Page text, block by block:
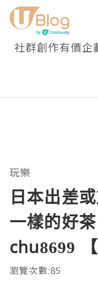
社群創作有價企
玩樂
日本出差
一樣的好
chu8699
瀏覽次數:85